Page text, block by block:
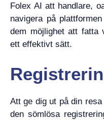
Folex AI att handlare,
navigera på
dem möjlighet att fatta
ett effektivt sätt.
Att ge dig ut på din
den sömlösa